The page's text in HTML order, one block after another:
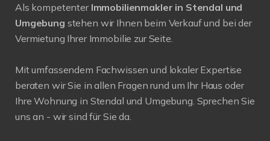
Als kompetenter Immobilienmakler in Stendal und
Umgebung stehen wir Ihnen beim Verkauf und bei der
Vermietung Ihrer Immobilie zur Seite.
Mit umfassendem Fachwissen und lokaler Expertise
beraten wir Sie in allen Fragen rund um Ihr Haus oder
Ihre Wohnung in Stendal und Umgebung. Sprechen Sie
uns an - wir sind für Sie da.